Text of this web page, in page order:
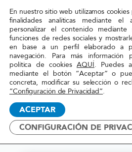
Red
Acoge
Inicio»Transformación»
2024-2025
Grupos
TRANSFORMACIÓN
En nuestro sitio web utilizamos
finalidades analíticas mediante el
personalizar el contenido mediante
funciones de redes sociales y
en base a un perfil elaborado a
navegación. Para más información
política de cookiesAQUÍ. Puedes
mediante el botón “Aceptar” o
concreta, modificar su selección o
“Configuración de Privacidad”.
ACEPTAR
CONFIGURACIÓN DE